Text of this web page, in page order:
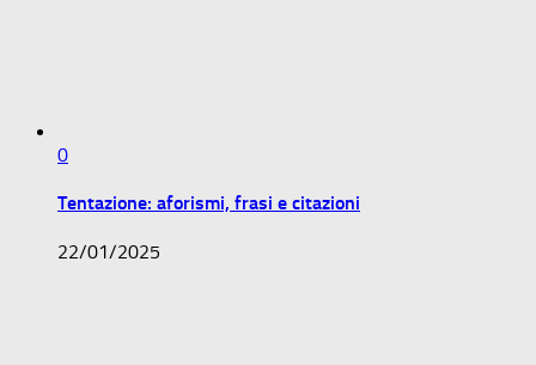
0
Tentazione: aforismi, frasi e citazioni
22/01/2025